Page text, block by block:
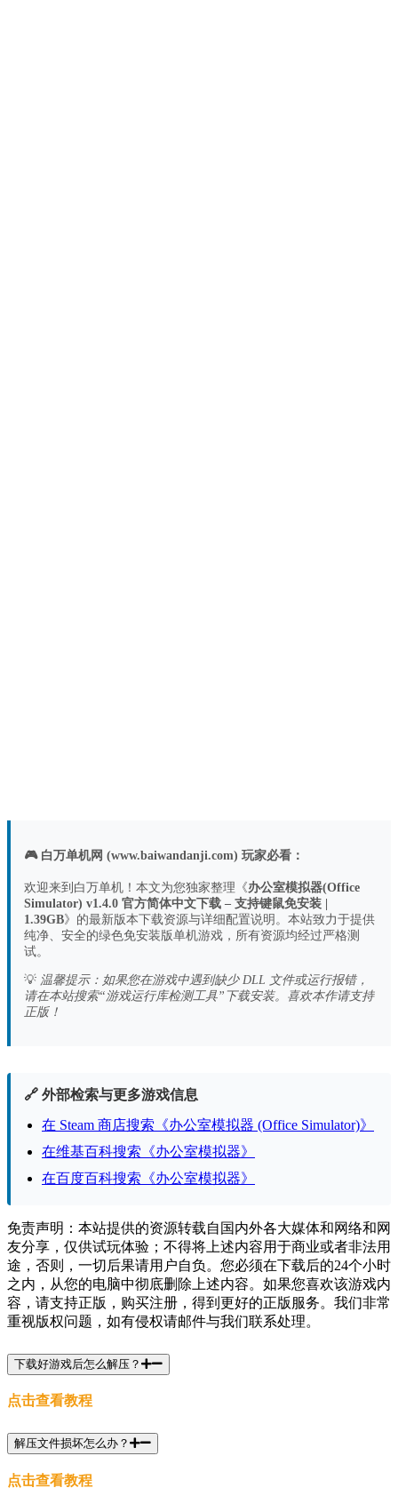
🎮 白万单机网 (www.baiwandanji.com) 玩家必看：
欢迎来到白万单机！本文为您独家整理《办公室模拟器(Office
Simulator) v1.4.0 官方简体中文下载 – 支持键鼠免安装 |
1.39GB》的最新版本下载资源与详细配置说明。本站致力于提供
纯净、安全的绿色免安装版单机游戏，所有资源均经过严格测
试。
💡 温馨提示：如果您在游戏中遇到缺少 DLL 文件或运行报错，
请在本站搜索“游戏运行库检测工具”下载安装。喜欢本作请支持
正版！
🔗 外部检索与更多游戏信息
在 Steam 商店搜索《办公室模拟器 (Office Simulator)》
在维基百科搜索《办公室模拟器》
在百度百科搜索《办公室模拟器》
免责声明：本站提供的资源转载自国内外各大媒体和网络和网
友分享，仅供试玩体验；不得将上述内容用于商业或者非法用
途，否则，一切后果请用户自负。您必须在下载后的24个小时
之内，从您的电脑中彻底删除上述内容。如果您喜欢该游戏内
容，请支持正版，购买注册，得到更好的正版服务。我们非常
重视版权问题，如有侵权请邮件与我们联系处理。
下载好游戏后怎么解压？
点击查看教程
解压文件损坏怎么办？
点击查看教程